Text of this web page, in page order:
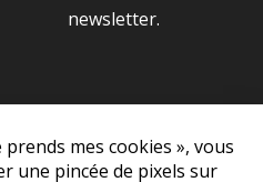
prends mes cookies », vous
une pincée de pixels sur
newsletter.
|